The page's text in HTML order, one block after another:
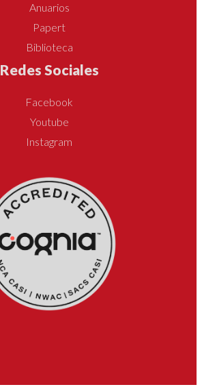
Anuarios
Papert
Biblioteca
Redes Sociales
Facebook
Youtube
Instagram